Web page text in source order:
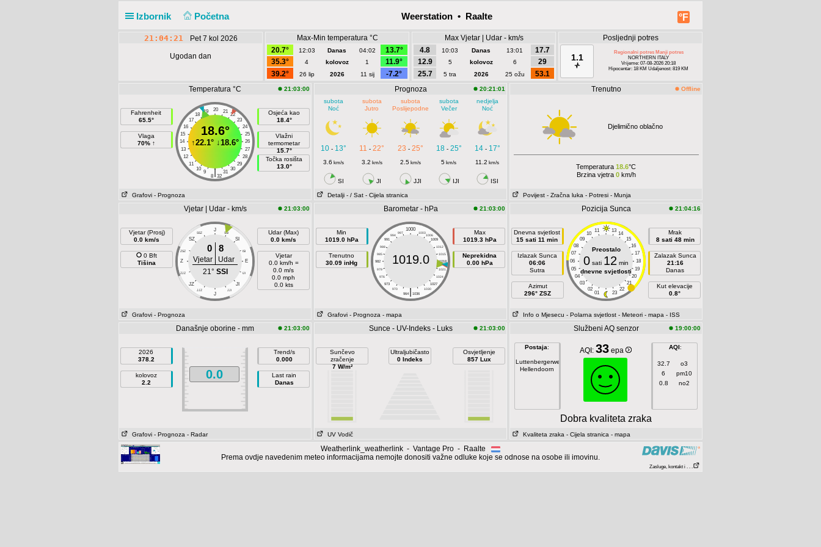
Izbornik Početna °F
Weerstation • Raalte
21:04:21 Pet 7 kol 2026
Ugodan dan
Max-Min temperatura °C
20.7°
12:03 Danas 04:02
13.7°
35.3°
4 kolovoz 1
11.9°
39.2°
26 lip 2026 11 sij -7.2°
Max Vjetar | Udar - km/s
4.8
10:03 Danas 13:01
17.7
12.9
5 kolovoz 6
29
25.7
5 tra 2026 25 ožu 53.1
Posljednji potres
1.1
Regionalni potres Manji potres
NORTHERN ITALY
Vrijeme: 07-08-2026 20:18
Hipocentar: 18 KM Udaljenost: 819 KM
Temperatura °C 21:03:00
Fahrenheit
65.5°
Vlaga
70% ↑
20
19 21
18
22
17
23
16
24
15
25
14
26
13
27
12
28
11
29
10
30
9 31
|
8 32
18.6°
↑22.1° ↓18.6°
Osjeća kao
18.4°
Vlažni
termometar
15.7°
Točka rosišta
13.0°
Grafovi - Prognoza
Prognoza
20:21:01
subota
Noć
subota
Jutro
subota
Poslijepodne
subota
Večer
nedjelja
Noć
10 - 13° 11 - 22° 23 - 25° 18- 25° 14- 17°
3.6 km/s 3.2 km/s 2.5km/s 5 km/s 11.2 km/s
SI JI JJI IJI ISI
Detalji - / Sat - Cijela stranica
Trenutno Offline
Djelimično oblačno
Temperatura 18.6°C
Brzina vjetra 0km/h
Povijest - Zračna luka - Potresi - Munja
Vjetar | Udar - km/s 21:03:00
Vjetar (Prosj)
0.0 km/s
0 Bft
Tišina
J
SSZ SSI
SZ SI
ZSZ ISI
Z E
ZJZ IJI
JZ JI
JJZ JJI
J
0 8
Vjetar
Udar
21° SSI
Udar (Max)
0.0 km/s
Vjetar
0.0 km/h =
0.0 m/s
0.0 mph
0.0 kts
Grafovi - Prognoza
Barometar - hPa 21:03:00
Min
1019.0 hPa
Trenutno
30.09 inHg
1000
997 1003
994
1006
991
1009
988
1012
985
1015
982
1018
979
1021
976
1024
973
1027
970
1030
|
964 1036
1019.0
Max
1019.3 hPa
Neprekidna
0.00 hPa
Grafovi - Prognoza - mapa
Pozicija Sunca 21:04:16
Dnevna svjetlost
15 sati 11 min
Izlazak Sunca
06:06
Sutra
Azimut
296° ZSZ
11 13
10
14
09
15
08
16
07
17
06
18
05
19
04
20
03
21
02
22
01 23
Preostalo
0 sati 12 min
dnevne svjetlosti
Mrak
8 sati 48 min
Zalazak Sunca
21:16
Danas
Kut elevacije
0.8°
Info o Mjesecu - Polarna svjetlost - Meteori - mapa - ISS
Današnje oborine - mm 21:03:00
2026
378.2
kolovoz
2.2
0.0
Trend/s
0.000
Last rain
Danas
Grafovi - Prognoza - Radar
Sunce - UV-Indeks - Luks 21:03:00
Sunčevo
zračenje
7 W/m²
Ultraljubičasto
0 Indeks
Osvjetljenje
857 Lux
UV Vodič
Službeni AQ senzor 19:00:00
Postaja:
Luttenbergerweg
Hellendoorn
AQI: 33 epa AQI:
32.7
o3
6
pm10
0.8
no2
Dobra kvaliteta zraka
Kvaliteta zraka - Cijela stranica - mapa
Weatherlink_weatherlink - Vantage Pro - Raalte
Prema ovdje navedenim meteo informacijama nemojte donositi važne odluke koje se odnose na osobe ili imovinu.
Zasluge, kontakt i . . .